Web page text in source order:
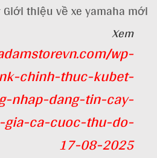
thiệu về xe yamaha mới
Xem
wp-
chinh-thuc-kubet-
nhap-dang-tin-cay-
ca-cuoc-thu-do-
17-08-2025